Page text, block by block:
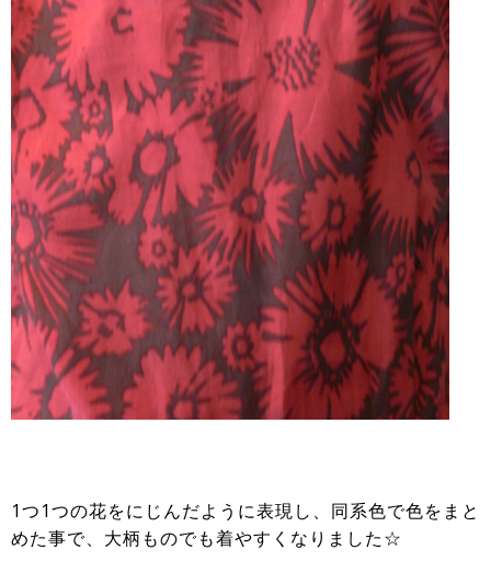
1つ1つの花をにじんだように表現し、同系色で色をまと
めた事で、大柄ものでも着やすくなりました☆